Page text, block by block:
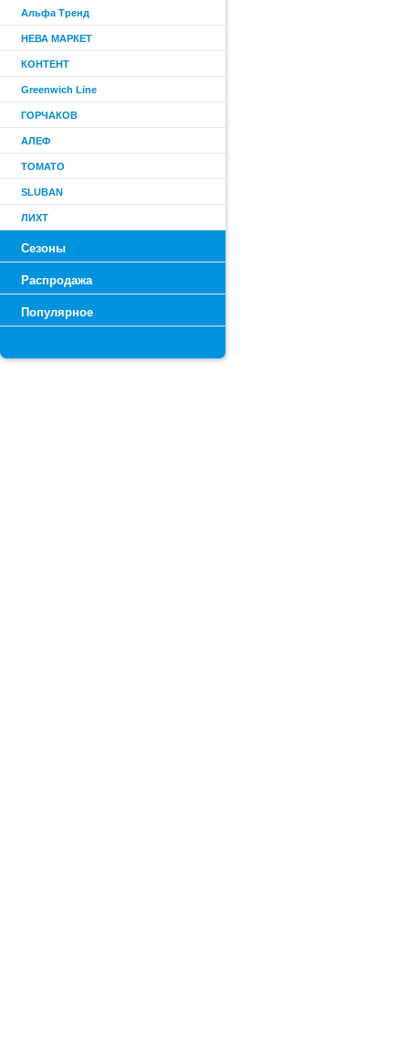
Альфа Тренд
НЕВА МАРКЕТ
КОНТЕНТ
Greenwich Line
ГОРЧАКОВ
АЛЕФ
ТОМАТО
SLUBAN
ЛИХТ
Сезоны
Распродажа
Популярное